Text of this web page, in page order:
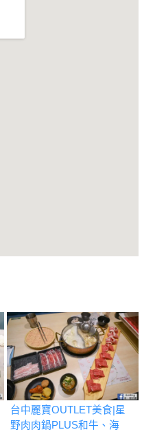
台中麗寶OUTLET美食|星
野肉肉鍋PLUS和牛、海